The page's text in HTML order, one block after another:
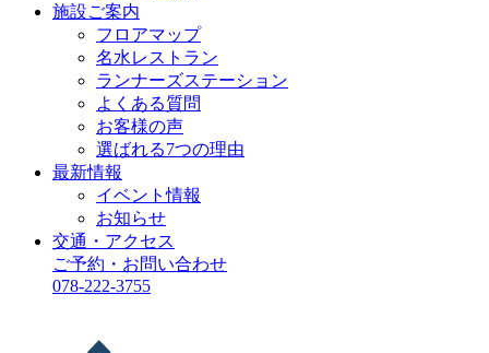
施設ご案内
フロアマップ
名水レストラン
ランナーズステーション
よくある質問
お客様の声
選ばれる7つの理由
最新情報
イベント情報
お知らせ
交通・アクセス
ご予約・お問い合わせ
078-222-3755